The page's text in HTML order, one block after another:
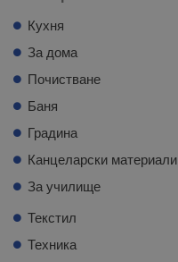
Кухня
За дома
Почистване
Баня
Градина
Канцеларски материали
За училище
Текстил
Техника